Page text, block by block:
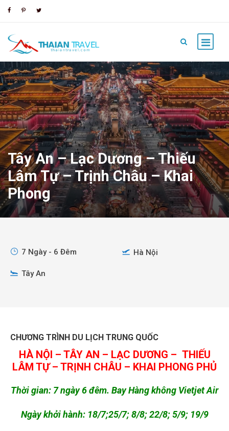
Tây An – Lạc Dương – Thiếu
Lâm Tự – Trịnh Châu – Khai
Phong
7 Ngày - 6 Đêm Hà Nội
Tây An
CHƯƠNG TRÌNH DU LỊCH TRUNG QUỐC
HÀ NỘI – TÂY AN – LẠC DƯƠNG – THIẾU
LÂM TỰ – TRỊNH CHÂU – KHAI PHONG PHỦ
Thời gian: 7 ngày 6 đêm. Bay Hàng không Vietjet Air
Ngày khởi hành: 18/7;25/7; 8/8; 22/8; 5/9; 19/9